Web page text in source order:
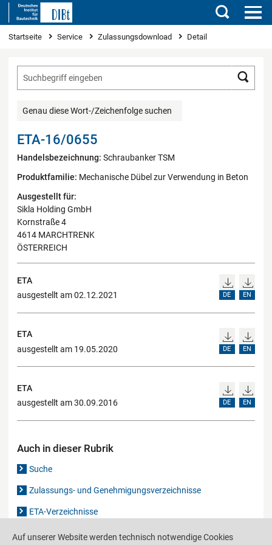
Suchen
Sie sind hier
Startseite Service Zulassungsdownload Detail
Genau diese Wort-/Zeichenfolge suchen
ETA-16/0655
Handelsbezeichnung: Schraubanker TSM
Produktfamilie: Mechanische Dübel zur Verwendung in Beton
Ausgestellt für:
Sikla Holding GmbH
Kornstraße 4
4614 MARCHTRENK
ÖSTERREICH
ETA
ausgestellt am 02.12.2021
DE EN
ETA
ausgestellt am 19.05.2020
DE EN
ETA
ausgestellt am 30.09.2016
DE EN
Auch in dieser Rubrik
Suche
Zulassungs- und Genehmigungsverzeichnisse
ETA-Verzeichnisse
Gutachten-Verzeichnis
Auf unserer Website werden technisch notwendige Cookies